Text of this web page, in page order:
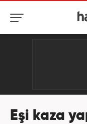
Eşi kaza